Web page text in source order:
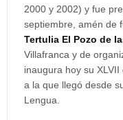
2000 y 2002) y fue
septiembre, amén de
Tertulia El Pozo de
Villafranca y de
inaugura hoy su
a la que llegó desde
Lengua.